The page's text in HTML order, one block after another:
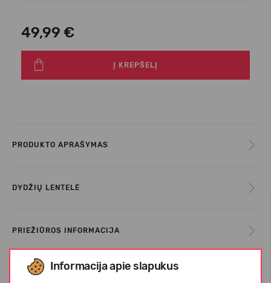
Informacija apie slapukus
49,99 €
Į KREPŠELĮ
PRODUKTO APRAŠYMAS
DYDŽIŲ LENTELĖ
PRIEŽIŪROS INFORMACIJA
APIE EMU AUSTRALIA